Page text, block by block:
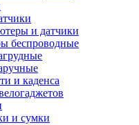
и датчики
беспроводные
и каденса
и сумки